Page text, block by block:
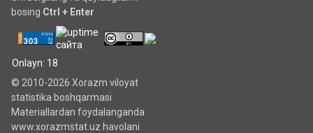
bosing Ctrl + Enter
Onlayn: 18
© 2010-2026 Xorazm viloyat
statistika boshqarmasi
Materiallardan foydalanganda
www.xorazmstat.uz havolani